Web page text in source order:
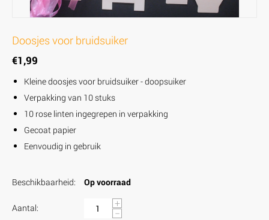
Doosjes voor bruidsuiker
€1,99
Kleine doosjes voor bruidsuiker - doopsuiker
Verpakking van 10 stuks
10 rose linten ingegrepen in verpakking
Gecoat papier
Eenvoudig in gebruik
Beschikbaarheid: Op voorraad
Aantal:
+
−